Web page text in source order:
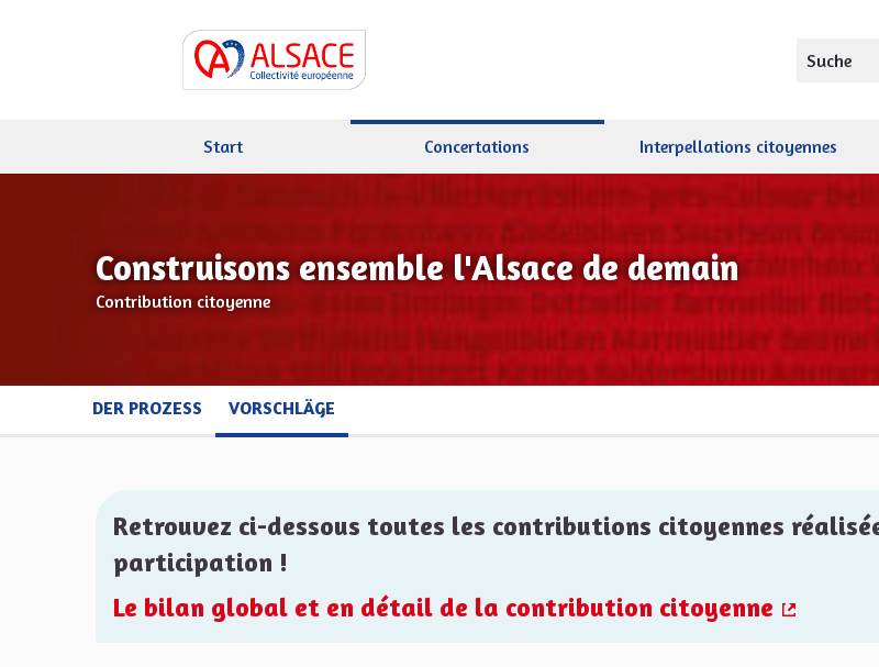
Suche
Start Concertations Interpellations citoyennes
Construisons ensemble l'Alsace de demain
Contribution citoyenne
DER PROZESS VORSCHLÄGE
Retrouvez ci-dessous toutes les contributions citoyennes
participation !
Le bilan global et en détail de la contribution citoyenne